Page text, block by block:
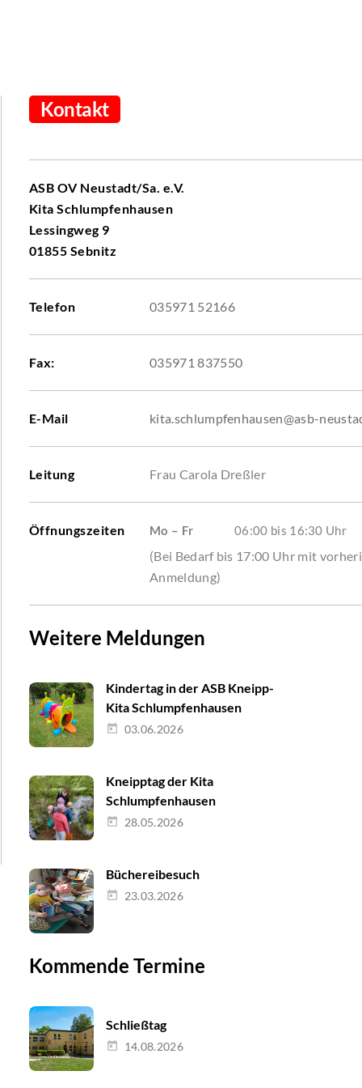
Kontakt
ASB OV Neustadt/Sa. e.V.
Kita Schlumpfenhausen
Lessingweg 9
01855 Sebnitz
Telefon 035971 52166
Fax: 035971 837550
E-Mail kita.schlumpfenhausen@asb-
Leitung Frau Carola Dreßler
Öffnungszeiten Mo – Fr 06:00 bis 16:30 Uhr
(Bei Bedarf bis 17:00 Uhr mit
Anmeldung)
Weitere Meldungen
Kindertag in der ASB Kneipp-
Kita Schlumpfenhausen
03.06.2026
Kneipptag der Kita
Schlumpfenhausen
28.05.2026
Büchereibesuch
23.03.2026
Kommende Termine
Schließtag
14.08.2026